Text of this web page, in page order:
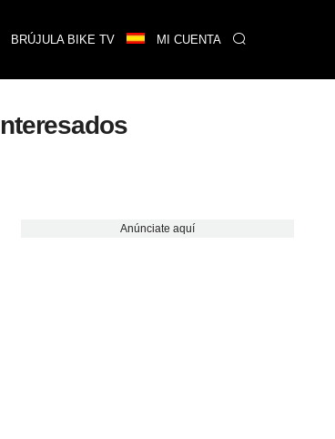
BRÚJULA BIKE TV MI CUENTA
Anúnciate aquí